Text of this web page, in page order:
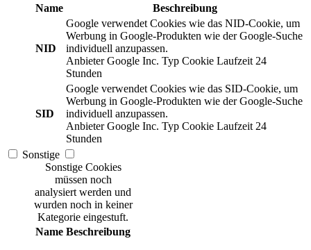
Name
Beschreibung
NID
Google verwendet Cookies wie das NID-Cookie, um
Werbung in Google-Produkten wie der Google-Suche
individuell anzupassen.
Anbieter Google Inc. Typ Cookie Laufzeit 24
Stunden
SID
Google verwendet Cookies wie das SID-Cookie, um
Werbung in Google-Produkten wie der Google-Suche
individuell anzupassen.
Anbieter Google Inc. Typ Cookie Laufzeit 24
Stunden
Sonstige
Sonstige Cookies
müssen noch
analysiert werden und
wurden noch in keiner
Kategorie eingestuft.
Name Beschreibung